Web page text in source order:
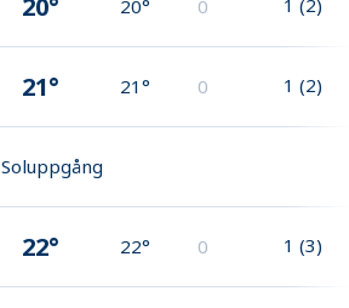
20° 0
21° 21° 0 1 (2)
Soluppgång
22° 22° 0 1 (3)